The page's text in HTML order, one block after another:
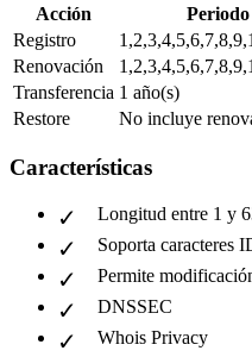
Acción Periodo
Registro
Renovación
Transferencia 1 año(s)
Restore
No incluye
Características
Longitud entre 1 y
Soporta caracteres
Permite
DNSSEC
Whois Privacy